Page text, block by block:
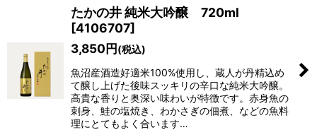
たかの井 純米大吟醸 720ml
[4106707]
3,850円(税込)
魚沼産酒造好適米100%使用し、蔵人が丹精込め
て醸し上げた後味スッキリの辛口な純米大吟醸。
高貴な香りと奥深い味わいが特徴です。赤身魚の
刺身、鮭の塩焼き、わかさぎの佃煮、などの魚料
理にとてもよく合います…